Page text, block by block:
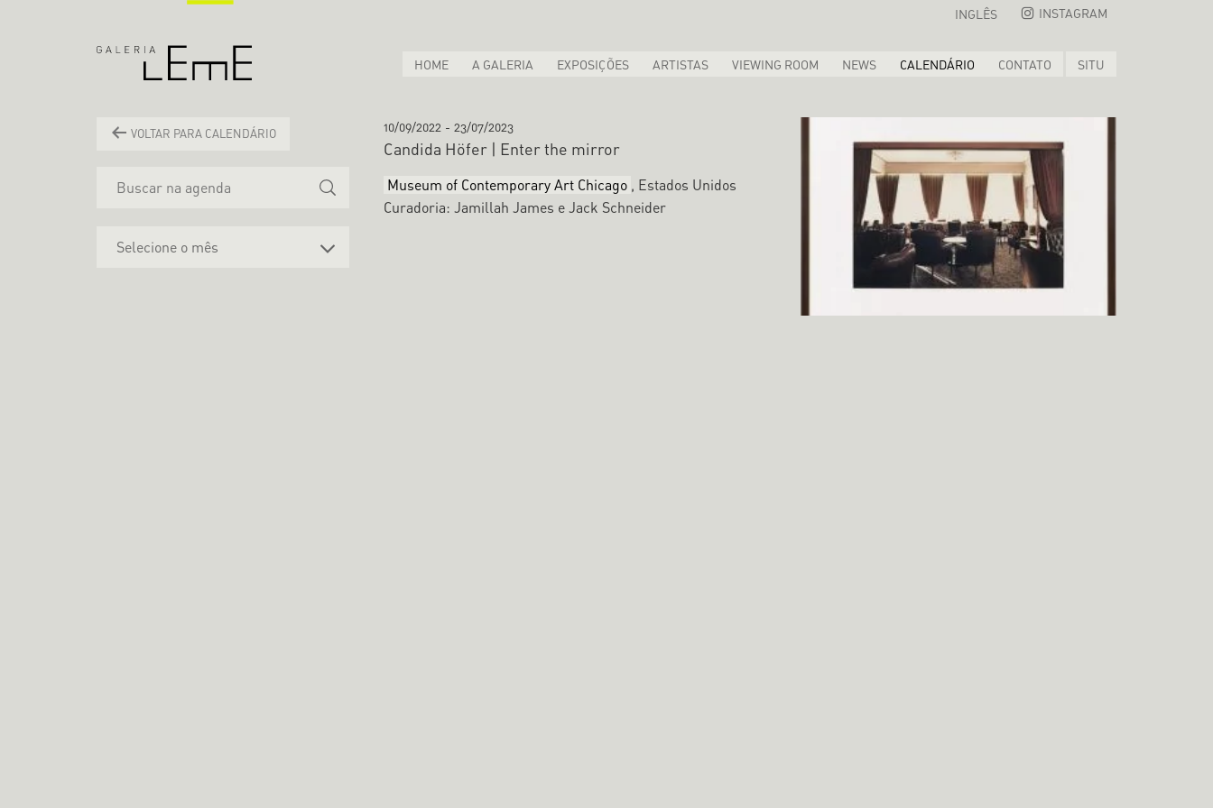
INGLÊS INSTAGRAM
HOME A GALERIA EXPOSIÇÕES ARTISTAS VIEWING ROOM NEWS CALENDÁRIO CONTATO SITU
VOLTAR PARA CALENDÁRIO 10/09/2022 - 23/07/2023
Candida Höfer | Enter the mirror
Museum of Contemporary Art Chicago , Estados Unidos
Curadoria: Jamillah James e Jack Schneider